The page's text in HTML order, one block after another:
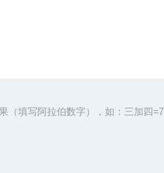
（填写阿拉伯数字），如：三加四=7